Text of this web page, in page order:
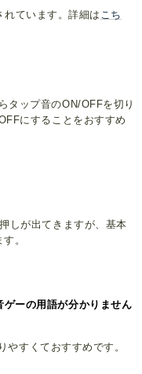
ています。詳細は こち
タップ音のON/OFFを切り
にすることをおすすめ
しが出てきますが、基本
。
ーの用語が分かりません
やすくておすすめです。